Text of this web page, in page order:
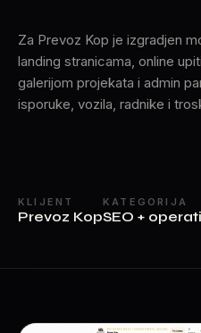
Za Prevoz Kop je izgradjen
landing stranicama, online
galerijom projekata i admin
isporuke, vozila, radnike i
KLIJENT
Prevoz Kop
KATEGORIJA
SEO +